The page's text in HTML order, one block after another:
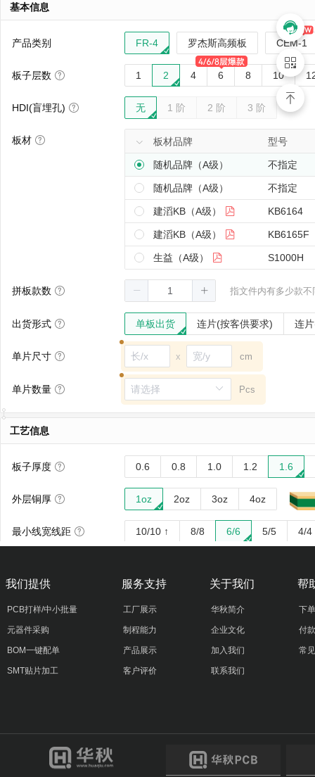
我们提供
PCB打样/中小批量
元器件采购
BOM一键配单
SMT贴片加工
服务支持
工厂展示
制程能力
产品展示
客户评价
关于我们
华秋简介
企业文化
加入我们
联系我们
帮
下
付
常